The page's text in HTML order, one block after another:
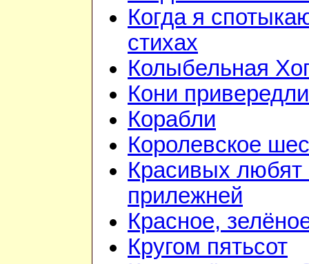
Когда я
стихах
Колыбельная
Кони
Корабли
Королевское
Красивых
прилежней
Красное,
Кругом пятьсот